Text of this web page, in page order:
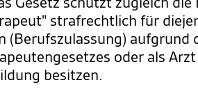
strafrechtlich für
(Berufszulassung) aufgrund
oder als
besitzen.